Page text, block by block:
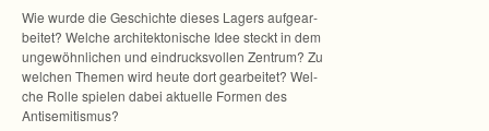
Wie wurde die Geschichte die­ses Lagers auf­ge­ar­
bei­tet? Wel­che archi­tek­to­ni­sche Idee steckt in dem
unge­wöhn­li­chen und ein­drucks­vol­len Zen­trum? Zu
wel­chen The­men wird heute dort gear­bei­tet? Wel­
che Rolle spie­len dabei aktu­elle For­men des
Antisemitismus?